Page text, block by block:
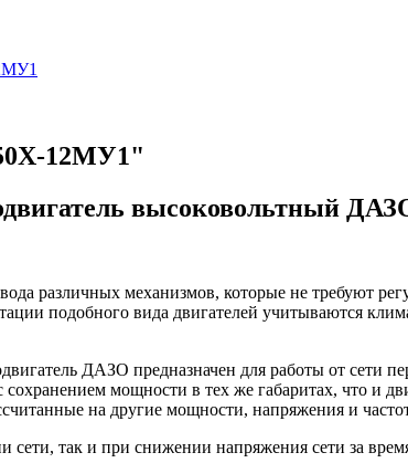
12МУ1"
высоковольтный
различных механизмов, которые не требуют
подобного вида двигателей учитываются
ДАЗО предназначен для работы от сети
мощности в тех же габаритах, что и
на другие мощности, напряжения и
сети, так и при снижении напряжения сети за